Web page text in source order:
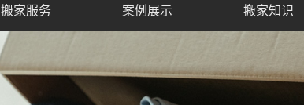
搬家服务 案例展示 搬家知识